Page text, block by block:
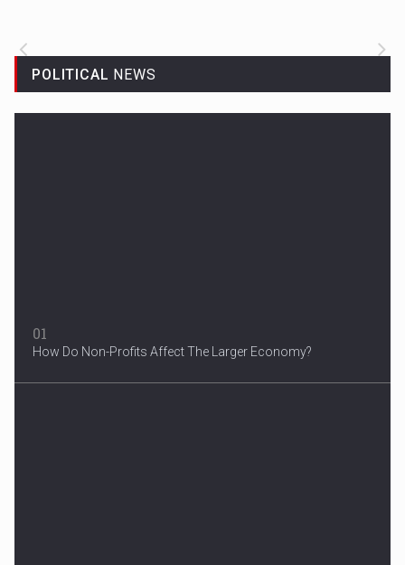
POLITICAL NEWS
01
How Do Non-Profits Affect The Larger Economy?